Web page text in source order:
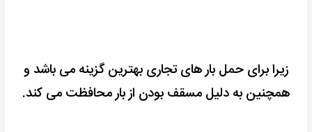
زیرا برای حمل بار های تجاری بهترین گزینه می باشد و
همچنین به دلیل مسقف بودن از بار محافظت می کند.